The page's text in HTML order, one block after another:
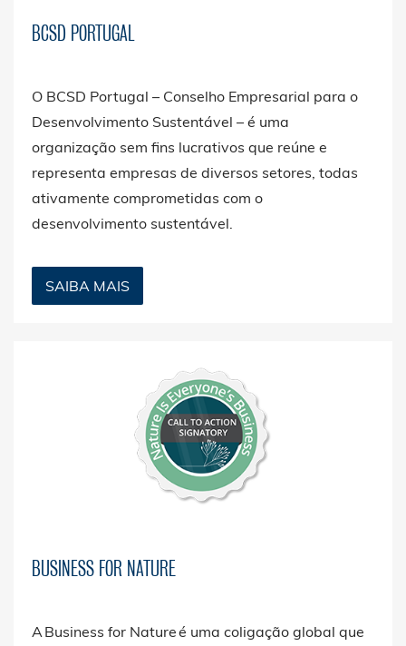
BCSD PORTUGAL
O BCSD Portugal – Conselho Empresarial para o
Desenvolvimento Sustentável – é uma
organização sem fins lucrativos que reúne e
representa empresas de diversos setores, todas
ativamente comprometidas com o
desenvolvimento sustentável.
SAIBA MAIS
BUSINESS FOR NATURE
A Business for Nature é uma coligação global que